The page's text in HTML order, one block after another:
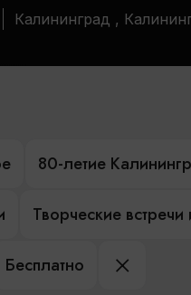
Калининград ,
80-летие
Творческие
Бесплатно